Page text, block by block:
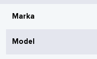
Marka
Model